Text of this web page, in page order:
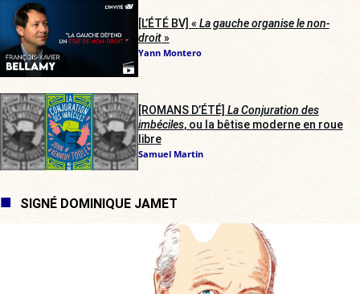
[L’ÉTÉ BV] « La gauche organise le non-
droit»
Yann Montero
[ROMANS D’ÉTÉ] La Conjuration des
imbéciles, ou la bêtise moderne en roue
libre
Samuel Martin
SIGNÉ DOMINIQUE JAMET